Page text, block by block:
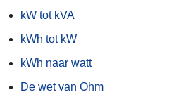
kW tot kVA
kWh tot kW
kWh naar watt
De wet van Ohm